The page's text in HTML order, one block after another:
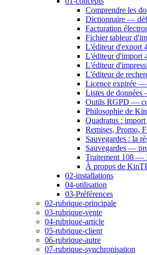
Comprendre les
Dictionnaire —
Facturation
Fichier tableur
L'éditeur d'export
L'éditeur d'import
L'éditeur
L'éditeur de
Licence expirée
Listes de
Outils RGPD —
Philosophie de
Quadratus :
Remises, Promo,
Sauvegardes : la
Sauvegardes —
Traitement 108 —
À propos de
02-installations
04-utilisation
03-Préférences
02-rubrique-principale
03-rubrique-vente
04-rubrique-article
05-rubrique-client
06-rubrique-autre
07-rubrique-synchronisation